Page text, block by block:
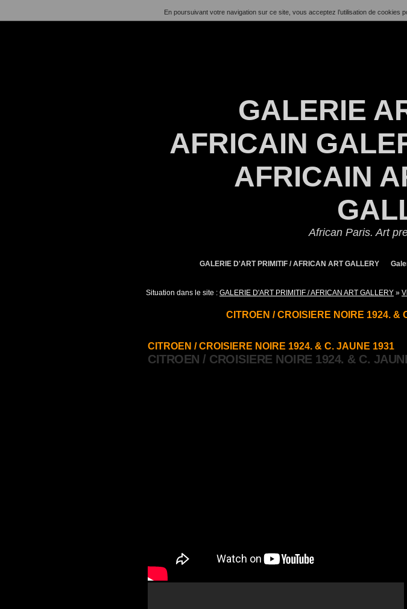
En poursuivant votre navigation sur ce site, vous acceptez l’utilisation de
GALERIE
AFRICAIN
AFRICAIN
African Paris. Art
GALERIE D'ART PRIMITIF / AFRICAN ART GALLERY
Situation dans le site : GALERIE D'ART PRIMITIF / AFRICAN ART GALLERY »
CITROEN / CROISIERE NOIRE 1924. &
CITROEN / CROISIERE NOIRE 1924. & C. JAUNE 1931
CITROEN / CROISIERE NOIRE 1924. & C.